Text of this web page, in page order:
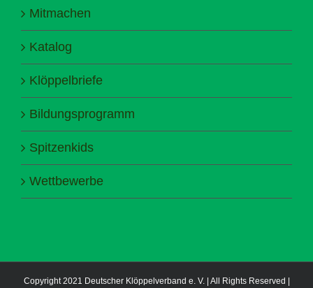
Mitmachen
Katalog
Klöppelbriefe
Bildungsprogramm
Spitzenkids
Wettbewerbe
Copyright 2021 Deutscher Klöppelverband e. V. | All Rights Reserved |